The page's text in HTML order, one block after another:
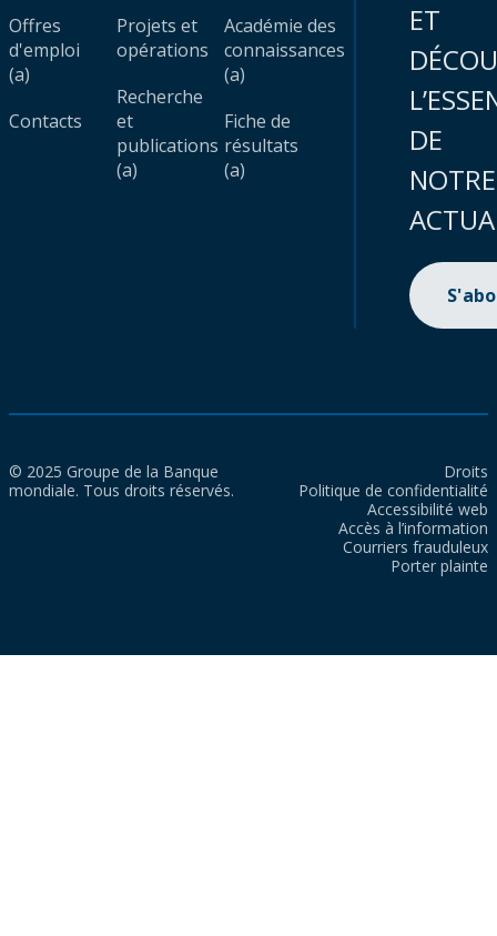
Offres
d'emploi
(a)
Contacts
Projets et
opérations
Recherche
et
publications
(a)
Académie des
connaissances
(a)
Fiche de
résultats
(a)
ET
DE
NOTRE
© 2025 Groupe de la Banque
mondiale. Tous droits réservés.
Droits
Politique de confidentialité
Accessibilité web
Accès à l’information
Courriers frauduleux
Porter plainte